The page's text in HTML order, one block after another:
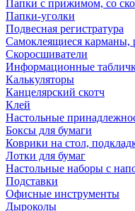
Папки с прижимом, со
Папки-уголки
Подвесная регистратура
Самоклеящиеся карманы,
Скоросшиватели
Информационные
Калькуляторы
Канцелярский скотч
Клей
Настольные
Боксы для бумаги
Коврики на стол,
Лотки для бумаг
Настольные наборы с
Подставки
Офисные инструменты
Дыроколы